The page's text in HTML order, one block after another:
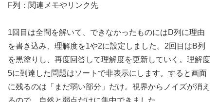
F列：関連メモやリンク先
1回目は全問を解いて、できなかったものにはD列に理由
を書き込み、理解度を1や2に設定しました。2回目はB列
を黒塗りし、再度回答して理解度を更新していく。理解度
5に到達した問題はソートで非表示にします。すると画面
に残るのは「まだ弱い部分」だけ。視界からノイズが消え